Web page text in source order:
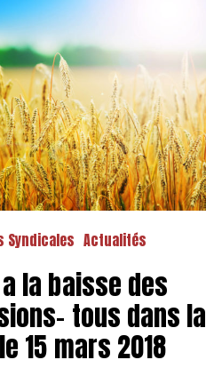
Syndicales Actualités
la baisse des
tous dans la
15 mars 2018